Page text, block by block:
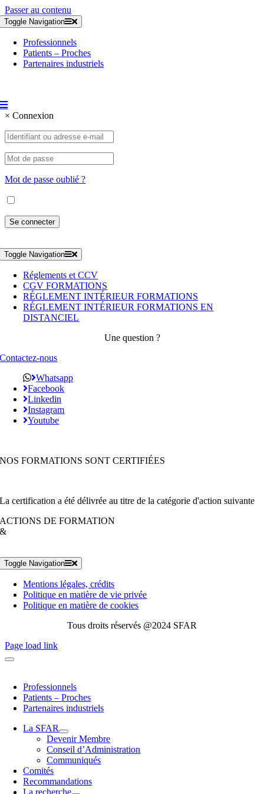
Passer au contenu
Toggle Navigation
Professionnels
Patients – Proches
Partenaires industriels
× Connexion
Mot de passe oublié ?
Toggle Navigation
Réglements et CCV
CGV FORMATIONS
RÉGLEMENT INTÉRIEUR FORMATIONS
RÉGLEMENT INTÉRIEUR FORMATIONS EN
DISTANCIEL
Une question ?
Contactez-nous
Whatsapp
Facebook
Linkedin
Instagram
Youtube
NOS FORMATIONS SONT CERTIFIÉES
La certification a été délivrée au titre de la catégorie d'action suivante
ACTIONS DE FORMATION
&
Toggle Navigation
Mentions légales, crédits
Politique en matière de vie privée
Politique en matière de cookies
Tous droits réservés @2024 SFAR
Page load link
Professionnels
Patients – Proches
Partenaires industriels
La SFAR
Devenir Membre
Conseil d’Administration
Communiqués
Comités
Recommandations
La recherche